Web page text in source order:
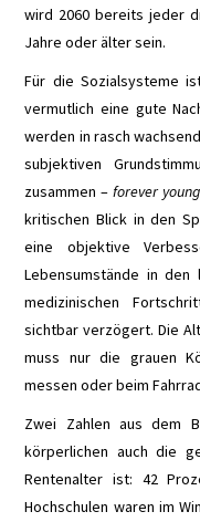
MANÖVRIER-
ASSISTENT
ASSISTENT
NOTFALL-
PARK-
wird 2060 bereits jeder
Jahre oder älter sein.
Für die Sozialsysteme
vermutlich eine gute
werden in rasch
subjektiven
zusammen – forever young
kritischen Blick in den
eine objektive
Lebensumstände in
medizinischen
sichtbar verzögert. Die
muss nur die grauen
messen oder beim
Zwei Zahlen aus dem
körperlichen auch die
Rentenalter ist: 42
Hochschulen waren im